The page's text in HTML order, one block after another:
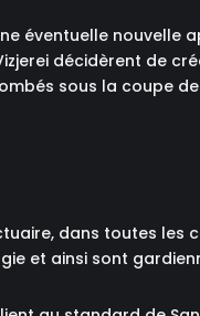
éventuelle
décidèrent de
sous la coupe
dans toutes
et ainsi sont